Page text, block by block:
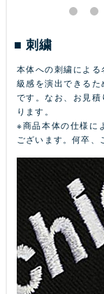
刺繍
本体への刺繍によ
級感を演出できる
です。なお、お見
ります。
※商品本体の仕様に
ございます。何卒、